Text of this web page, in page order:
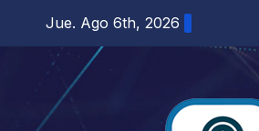
contenido
Jue. Ago 6th, 2026